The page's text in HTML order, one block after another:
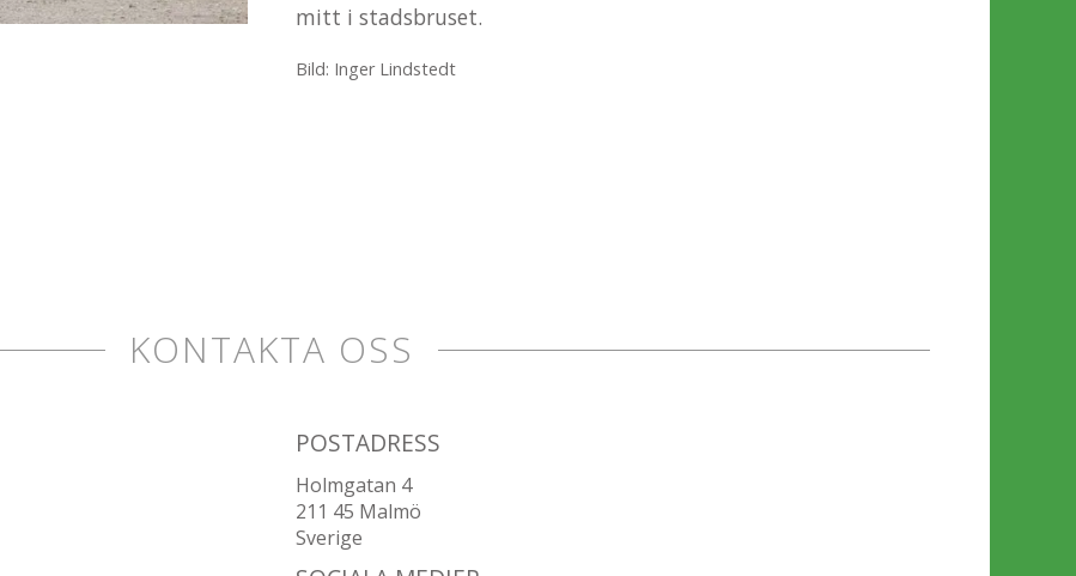
mitt i stadsbruset.
Bild: Inger Lindstedt
KONTAKTA OSS
POSTADRESS
Holmgatan 4
211 45 Malmö
Sverige